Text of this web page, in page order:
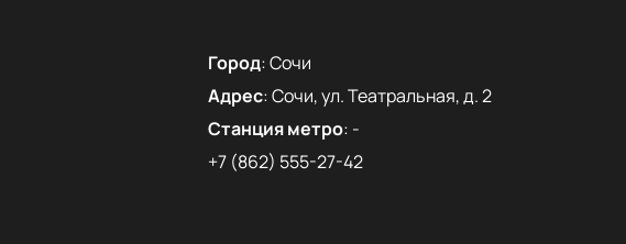
Город:Сочи
Адрес:Сочи, ул. Театральная, д. 2
Станция метро: -
+7 (862) 555-27-42